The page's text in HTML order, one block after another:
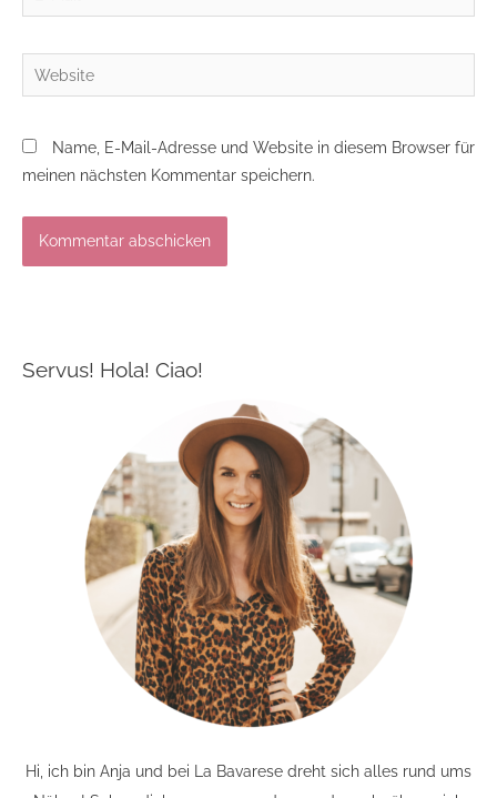
Mail*
Website
Name, E-Mail-Adresse und Website in diesem Browser für
meinen nächsten Kommentar speichern.
Servus! Hola! Ciao!
Hi, ich bin Anja und bei La Bavarese dreht sich alles rund ums